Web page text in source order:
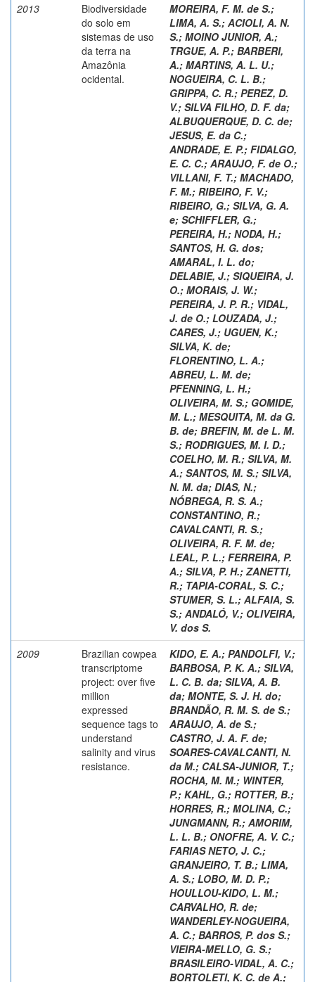
2013
Biodiversidade
do solo em
sistemas de uso
da terra na
Amazônia
ocidental.
MOREIRA, F. M. de S.;
LIMA, A. S.; ACIOLI, A. N.
S.; MOINO JUNIOR, A.;
TRGUE, A. P.; BARBERI,
A.; MARTINS, A. L. U.;
NOGUEIRA, C. L. B.;
GRIPPA, C. R.; PEREZ, D.
V.; SILVA FILHO, D. F. da;
ALBUQUERQUE, D. C. de;
JESUS, E. da C.;
ANDRADE, E. P.; FIDALGO,
E. C. C.; ARAUJO, F. de O.;
VILLANI, F. T.; MACHADO,
F. M.; RIBEIRO, F. V.;
RIBEIRO, G.; SILVA, G. A.
e; SCHIFFLER, G.;
PEREIRA, H.; NODA, H.;
SANTOS, H. G. dos;
AMARAL, I. L. do;
DELABIE, J.; SIQUEIRA, J.
O.; MORAIS, J. W.;
PEREIRA, J. P. R.; VIDAL,
J. de O.; LOUZADA, J.;
CARES, J.; UGUEN, K.;
SILVA, K. de;
FLORENTINO, L. A.;
ABREU, L. M. de;
PFENNING, L. H.;
OLIVEIRA, M. S.; GOMIDE,
M. L.; MESQUITA, M. da G.
B. de; BREFIN, M. de L. M.
S.; RODRIGUES, M. I. D.;
COELHO, M. R.; SILVA, M.
A.; SANTOS, M. S.; SILVA,
N. M. da; DIAS, N.;
NÓBREGA, R. S. A.;
CONSTANTINO, R.;
CAVALCANTI, R. S.;
OLIVEIRA, R. F. M. de;
LEAL, P. L.; FERREIRA, P.
A.; SILVA, P. H.; ZANETTI,
R.; TAPIA-CORAL, S. C.;
STUMER, S. L.; ALFAIA, S.
S.; ANDALÓ, V.; OLIVEIRA,
V. dos S.
2009
Brazilian cowpea
transcriptome
project: over five
million
expressed
sequence tags to
understand
salinity and virus
resistance.
KIDO, E. A.; PANDOLFI, V.;
BARBOSA, P. K. A.; SILVA,
L. C. B. da; SILVA, A. B.
da; MONTE, S. J. H. do;
BRANDÃO, R. M. S. de S.;
ARAUJO, A. de S.;
CASTRO, J. A. F. de;
SOARES-CAVALCANTI, N.
da M.; CALSA-JUNIOR, T.;
ROCHA, M. M.; WINTER,
P.; KAHL, G.; ROTTER, B.;
HORRES, R.; MOLINA, C.;
JUNGMANN, R.; AMORIM,
L. L. B.; ONOFRE, A. V. C.;
FARIAS NETO, J. C.;
GRANJEIRO, T. B.; LIMA,
A. S.; LOBO, M. D. P.;
HOULLOU-KIDO, L. M.;
CARVALHO, R. de;
WANDERLEY-NOGUEIRA,
A. C.; BARROS, P. dos S.;
VIEIRA-MELLO, G. S.;
BRASILEIRO-VIDAL, A. C.;
BORTOLETI, K. C. de A.;